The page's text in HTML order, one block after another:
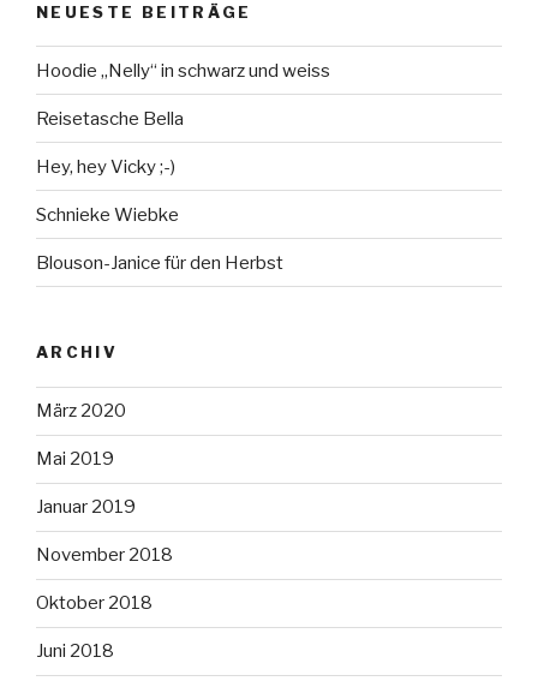
NEUESTE BEITRÄGE
Hoodie „Nelly“ in schwarz und weiss
Reisetasche Bella
Hey, hey Vicky ;-)
Schnieke Wiebke
Blouson-Janice für den Herbst
ARCHIV
März 2020
Mai 2019
Januar 2019
November 2018
Oktober 2018
Juni 2018